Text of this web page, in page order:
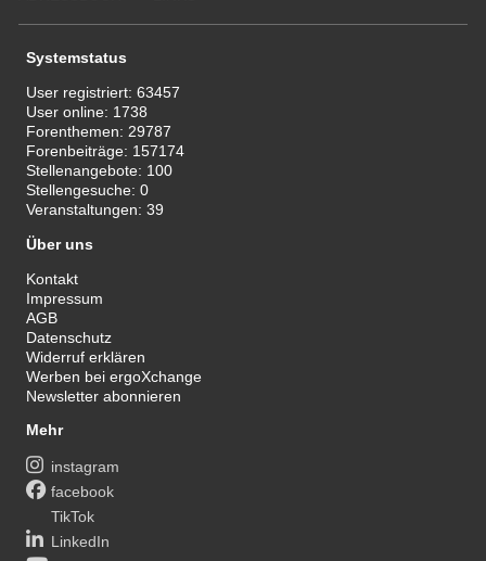
Systemstatus
User registriert:63457
User online: 1738
Forenthemen: 29787
Forenbeiträge: 157174
Stellenangebote: 100
Stellengesuche:0
Veranstaltungen:39
Über uns
Kontakt
Impressum
AGB
Datenschutz
Widerruf erklären
Werben bei ergoXchange
Newsletter abonnieren
Mehr
instagram
facebook
TikTok
LinkedIn